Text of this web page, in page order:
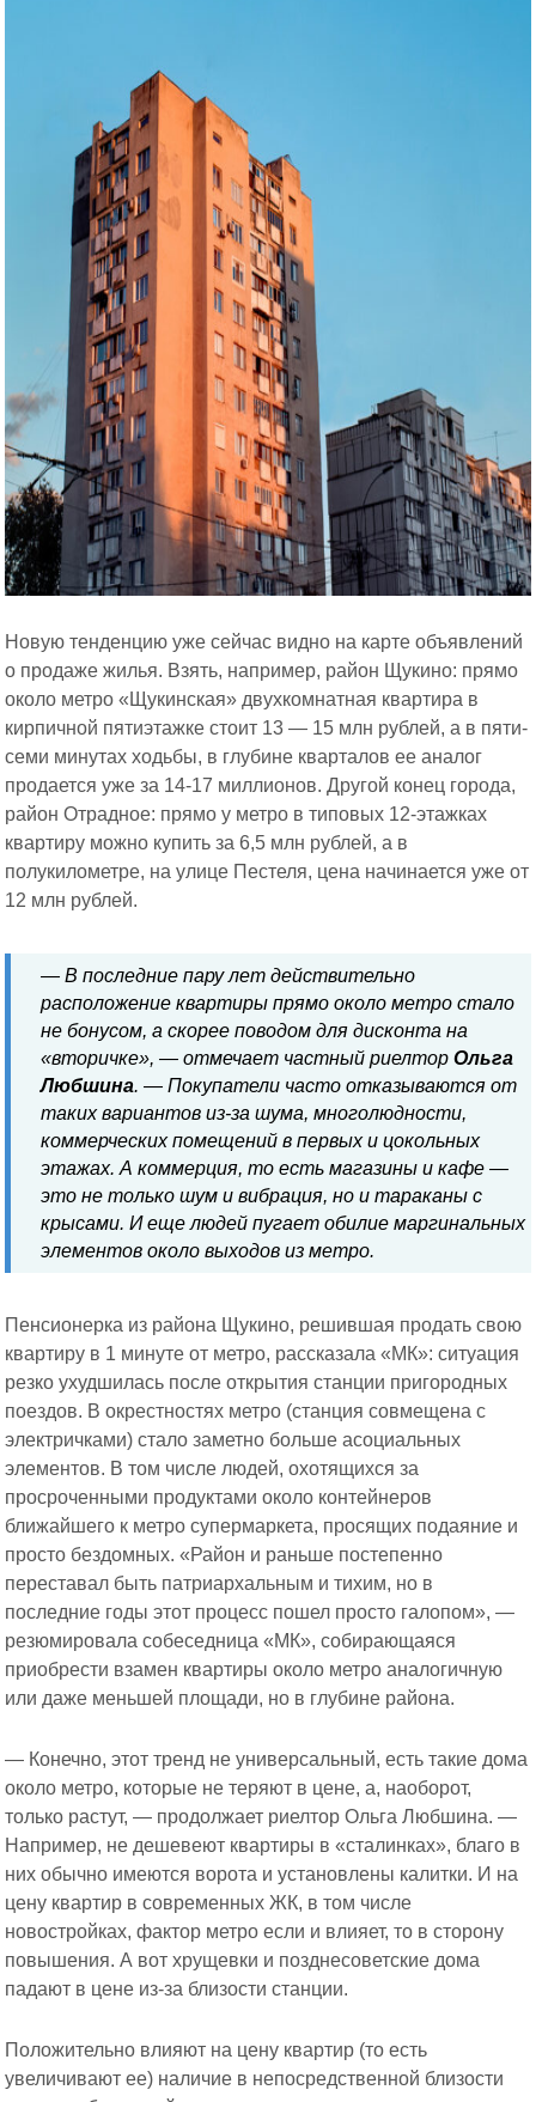
Новую тенденцию уже сейчас видно на карте объявлений
о продаже жилья. Взять, например, район Щукино: прямо
около метро «Щукинская» двухкомнатная квартира в
кирпичной пятиэтажке стоит 13 — 15 млн рублей, а в пяти-
семи минутах ходьбы, в глубине кварталов ее аналог
продается уже за 14-17 миллионов. Другой конец города,
район Отрадное: прямо у метро в типовых 12-этажках
квартиру можно купить за 6,5 млн рублей, а в
полукилометре, на улице Пестеля, цена начинается уже от
12 млн рублей.
— В последние пару лет действительно
расположение квартиры прямо около метро стало
не бонусом, а скорее поводом для дисконта на
«вторичке», — отмечает частный риелторОльга
Любшина. — Покупатели часто отказываются от
таких вариантов из-за шума, многолюдности,
коммерческих помещений в первых и цокольных
этажах. А коммерция, то есть магазины и кафе —
это не только шум и вибрация, но и тараканы с
крысами. И еще людей пугает обилие маргинальных
элементов около выходов из метро.
Пенсионерка из района Щукино, решившая продать свою
квартиру в 1 минуте от метро, рассказала «МК»: ситуация
резко ухудшилась после открытия станции пригородных
поездов. В окрестностях метро (станция совмещена с
электричками) стало заметно больше асоциальных
элементов. В том числе людей, охотящихся за
просроченными продуктами около контейнеров
ближайшего к метро супермаркета, просящих подаяние и
просто бездомных. «Район и раньше постепенно
переставал быть патриархальным и тихим, но в
последние годы этот процесс пошел просто галопом», —
резюмировала собеседница «МК», собирающаяся
приобрести взамен квартиры около метро аналогичную
или даже меньшей площади, но в глубине района.
— Конечно, этот тренд не универсальный, есть такие дома
около метро, которые не теряют в цене, а, наоборот,
только растут, — продолжает риелтор Ольга Любшина. —
Например, не дешевеют квартиры в «сталинках», благо в
них обычно имеются ворота и установлены калитки. И на
цену квартир в современных ЖК, в том числе
новостройках, фактор метро если и влияет, то в сторону
повышения. А вот хрущевки и позднесоветские дома
падают в цене из-за близости станции.
Положительно влияют на цену квартир (то есть
увеличивают ее) наличие в непосредственной близости